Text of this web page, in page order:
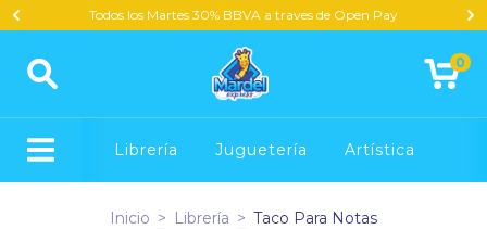
Todos los Martes 30% BBVA a traves de Open Pay
0
Librería Juguetería Artística
Inicio > Librería > Taco Para Notas